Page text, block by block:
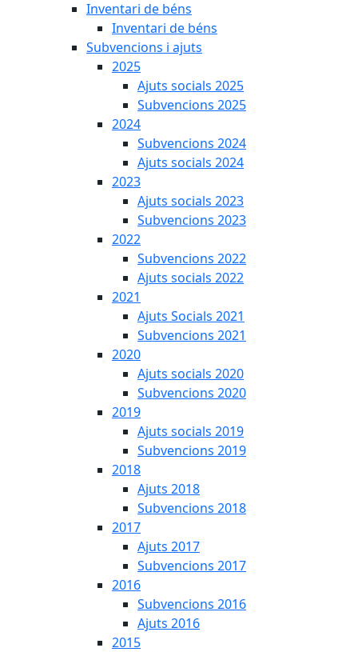
Inventari de béns
Inventari de béns
Subvencions i ajuts
2025
Ajuts socials 2025
Subvencions 2025
2024
Subvencions 2024
Ajuts socials 2024
2023
Ajuts socials 2023
Subvencions 2023
2022
Subvencions 2022
Ajuts socials 2022
2021
Ajuts Socials 2021
Subvencions 2021
2020
Ajuts socials 2020
Subvencions 2020
2019
Ajuts socials 2019
Subvencions 2019
2018
Ajuts 2018
Subvencions 2018
2017
Ajuts 2017
Subvencions 2017
2016
Subvencions 2016
Ajuts 2016
2015